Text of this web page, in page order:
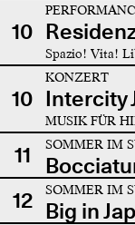
10
Spazio! Vita!
10
KONZERT
Intercity
MUSIK FÜR
11 SOMMER IM
12
SOMMER IM
Big in